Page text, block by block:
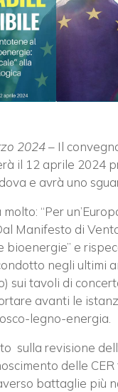
2024– Il
il 12 aprile 2024
e avrà uno
“Per
Manifesto di
bioenergie” e
negli ultimi
sui tavoli di
avanti le
legno-energia.
sulla revisione
delle CER
battaglie più